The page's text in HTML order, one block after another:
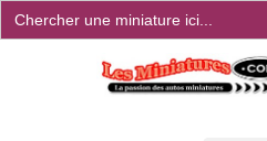
Search
for: